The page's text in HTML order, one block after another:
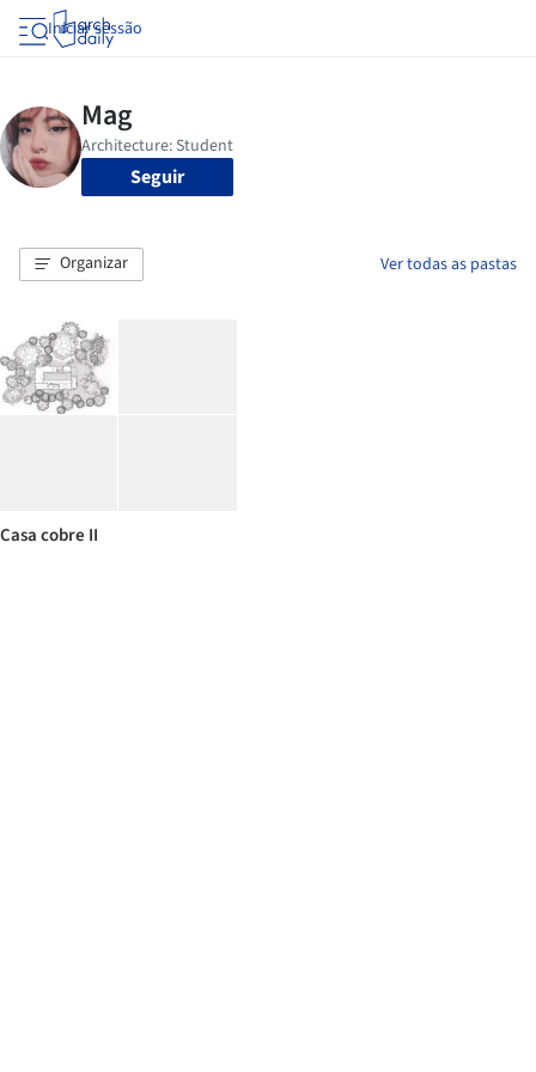
Iniciar sessão
Seguir
Organizar Ver todas as pastas
Casa cobre II